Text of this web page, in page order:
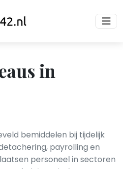
in
bemiddelen bij tijdelijk
payrolling en
personeel in sectoren